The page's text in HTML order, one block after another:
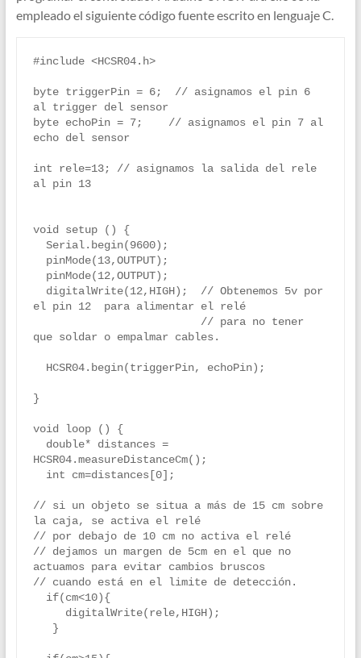
empleado el siguiente código fuente escrito en lenguaje C.
#include <HCSR04.h>
byte triggerPin = 6;  // asignamos el pin 6
al trigger del sensor
byte echoPin = 7;    // asignamos el pin 7 al
echo del sensor
int rele=13; // asignamos la salida del rele
al pin 13
void setup () {
el pin 12  para alimentar el relé
que soldar o empalmar cables.
}
void loop () {
HCSR04.measureDistanceCm();
// si un objeto se situa a más de 15 cm sobre
la caja, se activa el relé
// por debajo de 10 cm no activa el relé
// dejamos un margen de 5cm en el que no
actuamos para evitar cambios bruscos
// cuando está en el limite de detección.